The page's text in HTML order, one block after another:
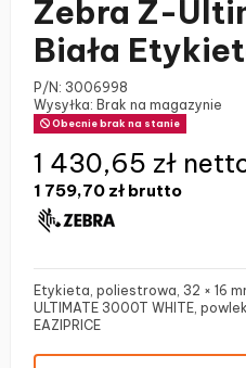
Zebra Z-
Biała
P/N: 3006998
Wysyłka: Brak na magazynie
Obecnie brak na stanie
1 759,70 zł brutto
1 430,65 zł
Etykieta, poliestrowa, 32 × 16
ULTIMATE 3000T WHITE,
EAZIPRICE